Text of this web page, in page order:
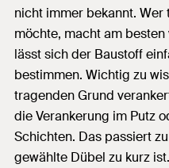
nicht immer bekannt.
möchte, macht am
lässt sich der Baustoff
bestimmen. Wichtig zu
tragenden Grund
die Verankerung im Putz
Schichten. Das passiert
gewählte Dübel zu kurz